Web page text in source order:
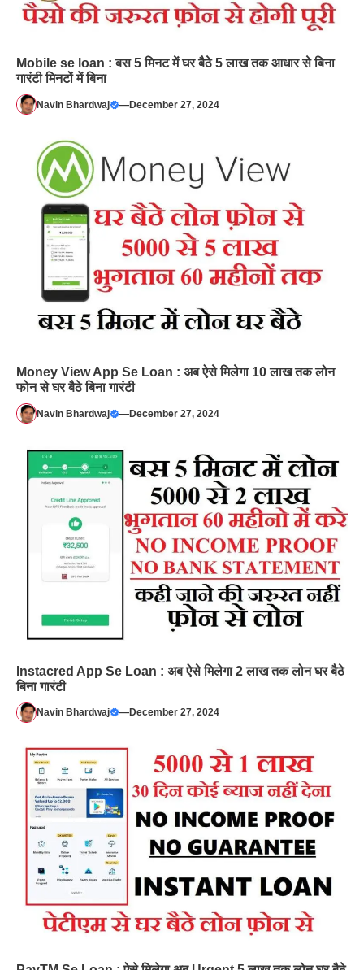
Mobile se loan : बस 5 मिनट में घर बैठे 5 लाख तक आधार से बिना
गारंटी मिनटों में बिना
Navin Bhardwaj —December 27, 2024
Money View App Se Loan : अब ऐसे मिलेगा 10 लाख तक लोन
फोन से घर बैठे बिना गारंटी
Navin Bhardwaj —December 27, 2024
Instacred App Se Loan : अब ऐसे मिलेगा 2 लाख तक लोन घर बैठे
बिना गारंटी
Navin Bhardwaj —December 27, 2024